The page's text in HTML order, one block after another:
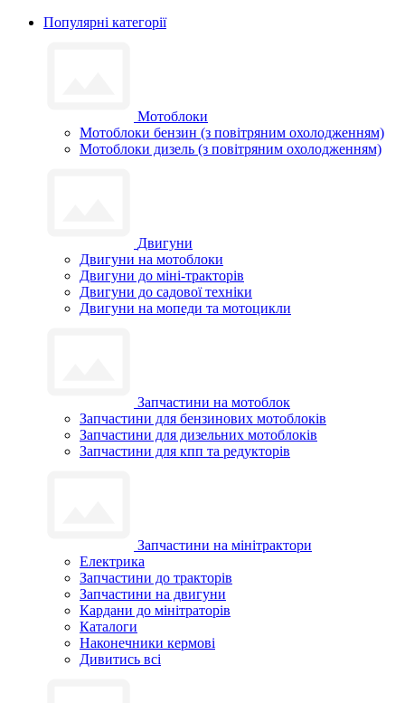
Популярні категорії
Мотоблоки
Мотоблоки бензин (з повітряним охолодженням)
Мотоблоки дизель (з повітряним охолодженням)
Двигуни
Двигуни на мотоблоки
Двигуни до міні-тракторів
Двигуни до садової техніки
Двигуни на мопеди та мотоцикли
Запчастини на мотоблок
Запчастини для бензинових мотоблоків
Запчастини для дизельних мотоблоків
Запчастини для кпп та редукторів
Запчастини на мінітрактори
Електрика
Запчастини до тракторів
Запчастини на двигуни
Кардани до мінітраторів
Каталоги
Наконечники кермові
Дивитись всі